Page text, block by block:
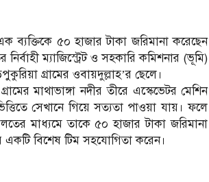
ব্যক্তিকে ৫০ হাজার টাকা জরিমানা করেছেন
ম্যাজিস্ট্রেট ও সহকারি কমিশনার (ভূমি)
গ্রামের ওবায়দুল্লাহ’র ছেলে।
মাথাভাঙ্গা নদীর তীরে এস্কেভেটর মেশিন
সেখানে গিয়ে সত্যতা পাওয়া যায়। ফলে
মাধ্যমে তাকে ৫০ হাজার টাকা জরিমানা
একটি বিশেষ টিম সহযোগিতা করেন।